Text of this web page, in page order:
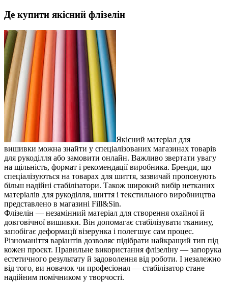
Де купити якісний флізелін
Якісний матеріал для
вишивки можна знайти у спеціалізованих магазинах товарів
для рукоділля або замовити онлайн. Важливо звертати увагу
на щільність, формат і рекомендації виробника. Бренди, що
спеціалізуються на товарах для шиття, зазвичай пропонують
більш надійні стабілізатори. Також широкий вибір нетканих
матеріалів для рукоділля, шиття і текстильного виробництва
представлено в магазині Fill&Sin.
Флізелін — незамінний матеріал для створення охайної й
довговічної вишивки. Він допомагає стабілізувати тканину,
запобігає деформації візерунка і полегшує сам процес.
Різноманіття варіантів дозволяє підібрати найкращий тип під
кожен проєкт. Правильне використання флізеліну — запорука
естетичного результату й задоволення від роботи. І незалежно
від того, ви новачок чи професіонал — стабілізатор стане
надійним помічником у творчості.